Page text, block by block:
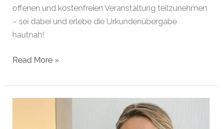
offenen und kostenfreien Veranstaltung teilzunehmen
– sei dabei und erlebe die Urkundenübergabe
hautnah!
Gründer
Monats
März
Read More »